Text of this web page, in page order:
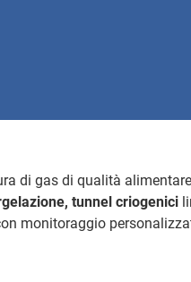
di gas di qualità
tunnel criogenici
monitoraggio